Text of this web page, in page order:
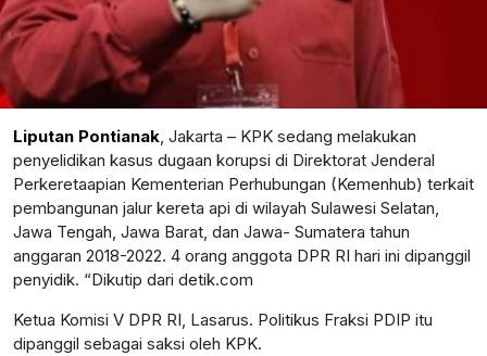
Liputan Pontianak, Jakarta – KPK sedang melakukan
penyelidikan kasus dugaan korupsi di Direktorat Jenderal
Perkeretaapian Kementerian Perhubungan (Kemenhub) terkait
pembangunan jalur kereta api di wilayah Sulawesi Selatan,
Jawa Tengah, Jawa Barat, dan Jawa- Sumatera tahun
anggaran 2018-2022. 4 orang anggota DPR RI hari ini dipanggil
penyidik. “Dikutip dari detik.com
Ketua Komisi V DPR RI, Lasarus. Politikus Fraksi PDIP itu
dipanggil sebagai saksi oleh KPK.